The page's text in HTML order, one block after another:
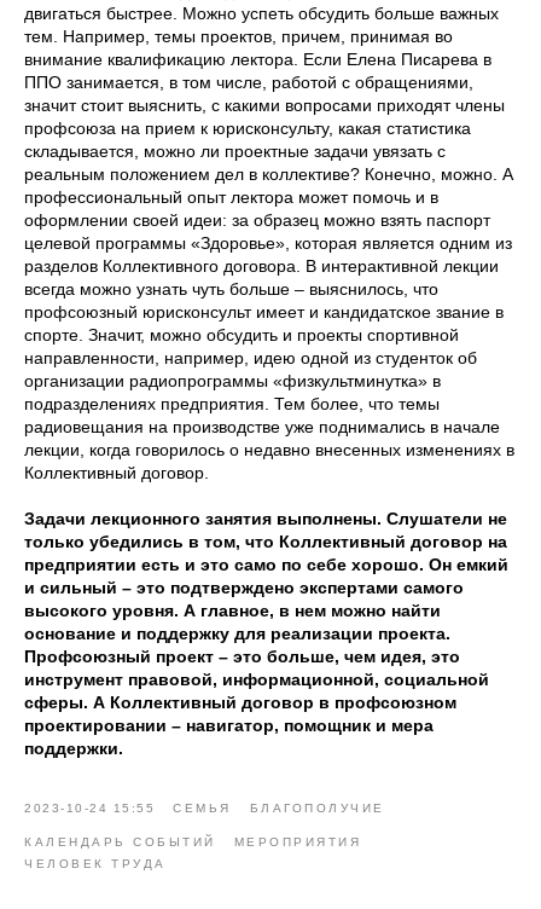
двигаться быстрее. Можно успеть обсудить больше важных
тем. Например, темы проектов, причем, принимая во
внимание квалификацию лектора. Если Елена Писарева в
ППО занимается, в том числе, работой с обращениями,
значит стоит выяснить, с какими вопросами приходят члены
профсоюза на прием к юрисконсульту, какая статистика
складывается, можно ли проектные задачи увязать с
реальным положением дел в коллективе? Конечно, можно. А
профессиональный опыт лектора может помочь и в
оформлении своей идеи: за образец можно взять паспорт
целевой программы «Здоровье», которая является одним из
разделов Коллективного договора. В интерактивной лекции
всегда можно узнать чуть больше – выяснилось, что
профсоюзный юрисконсульт имеет и кандидатское звание в
спорте. Значит, можно обсудить и проекты спортивной
направленности, например, идею одной из студенток об
организации радиопрограммы «физкультминутка» в
подразделениях предприятия. Тем более, что темы
радиовещания на производстве уже поднимались в начале
лекции, когда говорилось о недавно внесенных изменениях в
Коллективный договор.
Задачи лекционного занятия выполнены. Слушатели не
только убедились в том, что Коллективный договор на
предприятии есть и это само по себе хорошо. Он емкий
и сильный – это подтверждено экспертами самого
высокого уровня. А главное, в нем можно найти
основание и поддержку для реализации проекта.
Профсоюзный проект – это больше, чем идея, это
инструмент правовой, информационной, социальной
сферы. А Коллективный договор в профсоюзном
проектировании – навигатор, помощник и мера
поддержки.
2023-10-24 15:55 СЕМЬЯ БЛАГОПОЛУЧИЕ
КАЛЕНДАРЬ СОБЫТИЙ
МЕРОПРИЯТИЯ
ЧЕЛОВЕК ТРУДА